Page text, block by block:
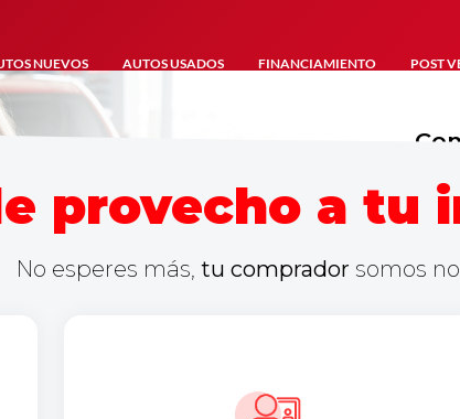
NUEVOS AUTOS USADOS FINANCIAMIENTO POST
provecho a tu
No esperes más, tu comprador somos